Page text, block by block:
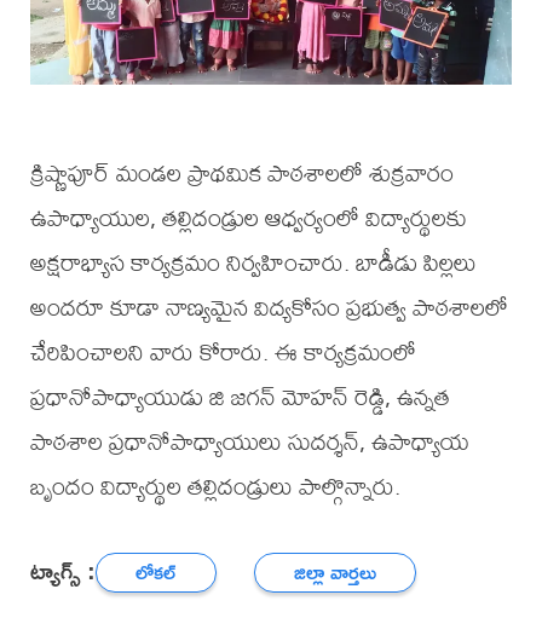
క్రిష్ణాపూర్ మండల ప్రాథమిక పాఠశాలలో శుక్రవారం
ఉపాధ్యాయుల, తల్లిదండ్రుల ఆధ్వర్యంలో విద్యార్థులకు
అక్షరాభ్యాస కార్యక్రమం నిర్వహించారు. బాడీడు పిల్లలు
అందరూ కూడా నాణ్యమైన విద్యకోసం ప్రభుత్వ పాఠశాలలో
చేరిపించాలని వారు కోరారు. ఈ కార్యక్రమంలో
ప్రధానోపాధ్యాయుడు జి జగన్ మోహన్ రెడ్డి, ఉన్నత
పాఠశాల ప్రధానోపాధ్యాయులు సుదర్శన్, ఉపాధ్యాయ
బృందం విద్యార్థుల తల్లిదండ్రులు పాల్గొన్నారు.
ట్యాగ్స్ : లోకల్ జిల్లా వార్తలు